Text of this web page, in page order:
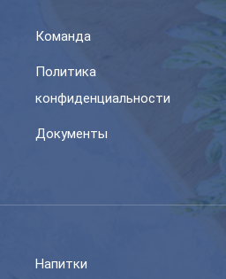
Команда
Политика
конфиденциальности
Документы
Напитки